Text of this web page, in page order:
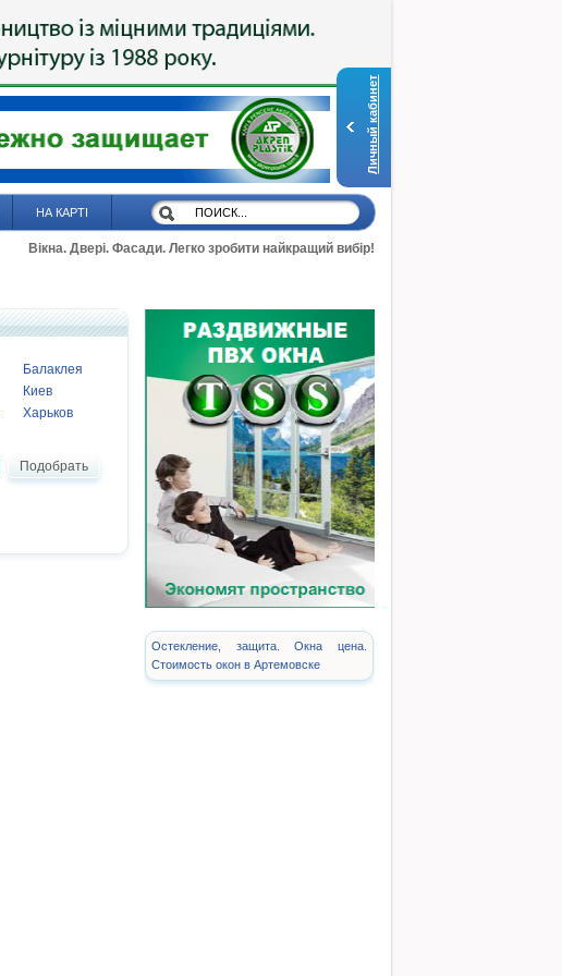
Личный кабинет
НА КАРТІ
Вікна. Двері. Фасади. Легко зробити найкращий вибір!
Балаклея
Киев
Харьков
Подобрать
Остекление, защита. Окна цена.
Стоимость окон в Артемовске